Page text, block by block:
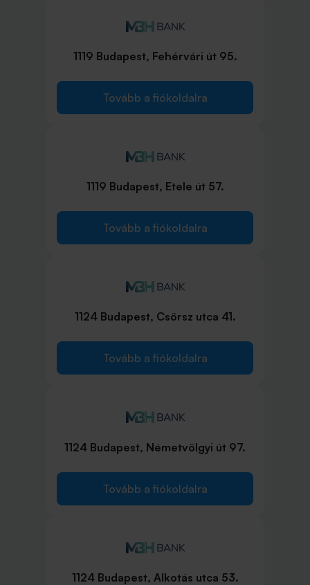
1119 Budapest, Fehérvári út 95.
Tovább a fiókoldalra
1119 Budapest, Etele út 57.
Tovább a fiókoldalra
1124 Budapest, Csörsz utca 41.
Tovább a fiókoldalra
1124 Budapest, Németvölgyi út 97.
Tovább a fiókoldalra
1124 Budapest, Alkotás utca 53.